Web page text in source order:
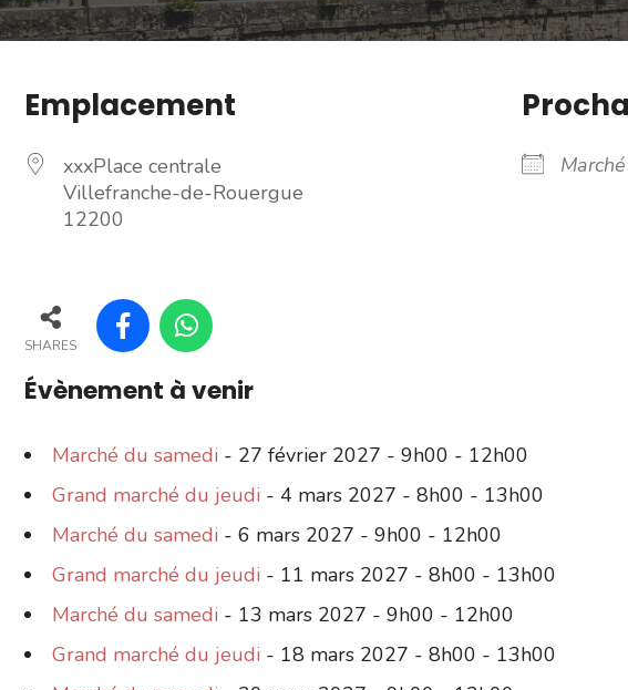
Emplacement
xxxPlace centrale
Villefranche-de-Rouergue
12200
SHARES
Évènement à venir
Marché du samedi - 27 février 2027 - 9h00 - 12h00
Grand marché du jeudi - 4 mars 2027 - 8h00 - 13h00
Marché du samedi - 6 mars 2027 - 9h00 - 12h00
Grand marché du jeudi - 11 mars 2027 - 8h00 - 13h00
Marché du samedi - 13 mars 2027 - 9h00 - 12h00
Grand marché du jeudi - 18 mars 2027 - 8h00 - 13h00